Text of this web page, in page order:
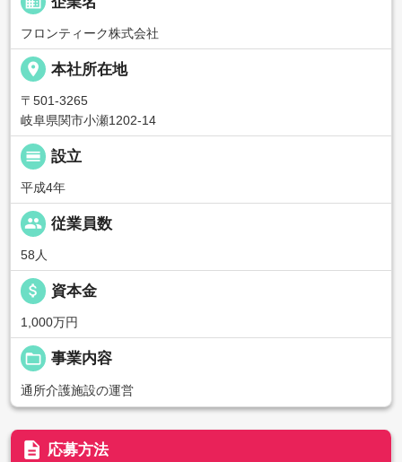
フロンティーク株式会社
place 本社所在地
〒501-3265
岐阜県関市小瀬1202-14
calendar_view_day 設立
平成4年
people 従業員数
58人
attach_money 資本金
1,000万円
folder_open 事業内容
通所介護施設の運営
description 応募方法